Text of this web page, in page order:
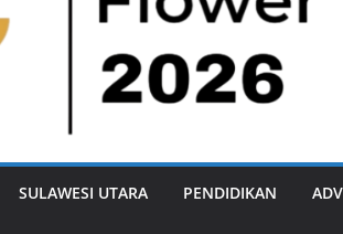
SULAWESI UTARA PENDIDIKAN